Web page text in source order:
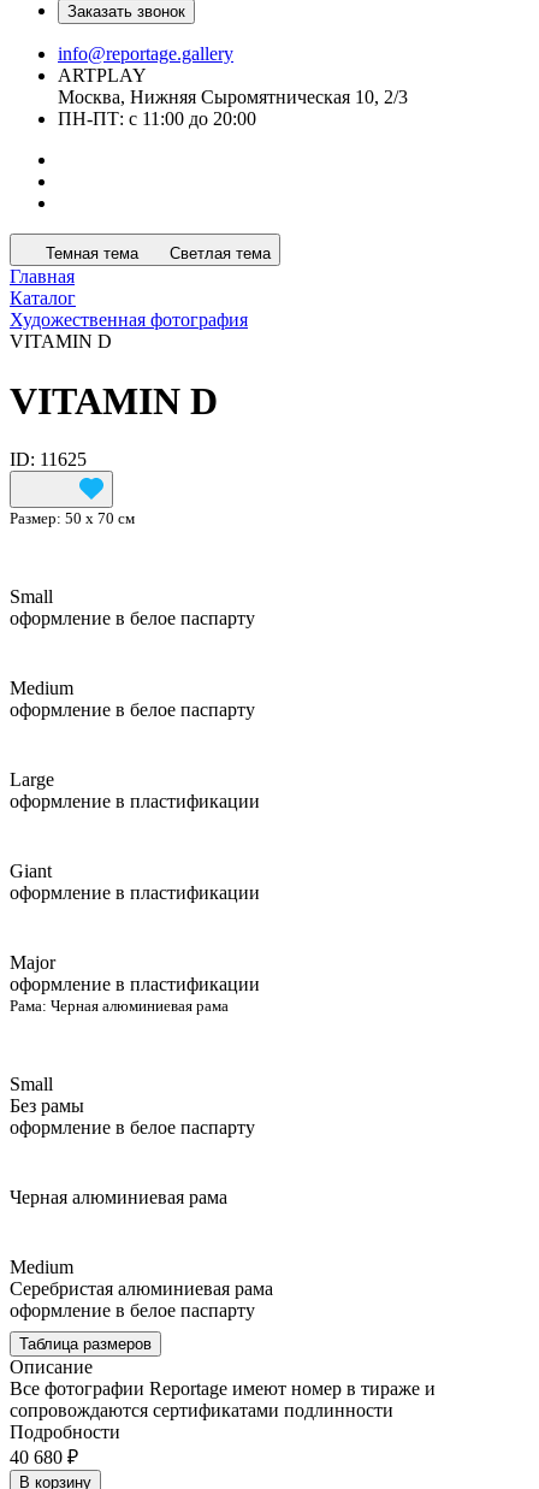
Заказать звонок
info@reportage.gallery
ARTPLAY
Москва, Нижняя Сыромятническая 10, 2/3
ПН-ПТ: с 11:00 до 20:00
Темная тема Светлая тема
Главная
Каталог
Художественная фотография
VITAMIN D
VITAMIN D
ID: 11625
Размер: 50 х 70 см
Small
оформление в белое паспарту
Medium
оформление в белое паспарту
Large
оформление в пластификации
Giant
оформление в пластификации
Major
оформление в пластификации
Рама: Черная алюминиевая рама
Small
Без рамы
оформление в белое паспарту
Черная алюминиевая рама
Medium
Серебристая алюминиевая рама
оформление в белое паспарту
Таблица размеров
Описание
Все фотографии Reportage имеют номер в тираже и
сопровождаются сертификатами подлинности
Подробности
40 680 ₽
В корзину